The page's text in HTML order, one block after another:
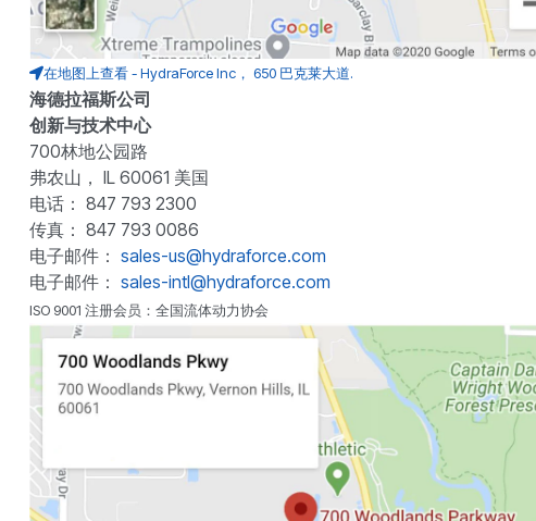
在地图上查看 - HydraForce Inc， 650 巴克莱大道.
海德拉福斯公司
创新与技术中心
700林地公园路
弗农山， IL 60061 美国
电话： 847 793 2300
传真： 847 793 0086
电子邮件： sales-us@hydraforce.com
电子邮件： sales-intl@hydraforce.com
ISO 9001 注册会员：全国流体动力协会